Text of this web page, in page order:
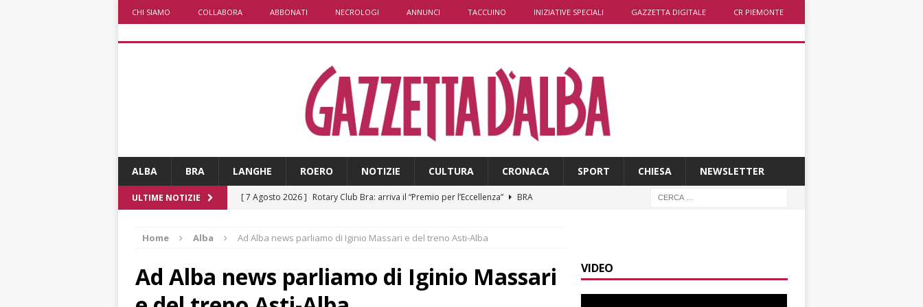
CHI SIAMO COLLABORA ABBONATI NECROLOGI ANNUNCI TACCUINO INIZIATIVE SPECIALI GAZZETTA DIGITALE CR PIEMONTE
ALBA BRA LANGHE ROERO NOTIZIE CULTURA CRONACA SPORT CHIESA NEWSLETTER
ULTIME NOTIZIE [ 7 Agosto 2026 ] Rotary Club Bra: arriva il “Premio per l’Eccellenza”
BRA
CRONACA
Caso Galeasso in Comune ad Alba, per la Lega le dimissioni
non cancellano il problema politico
Home Alba Ad Alba news parliamo di Iginio Massari e del treno Asti-Alba
Ad Alba news parliamo di Iginio Massari
VIDEO